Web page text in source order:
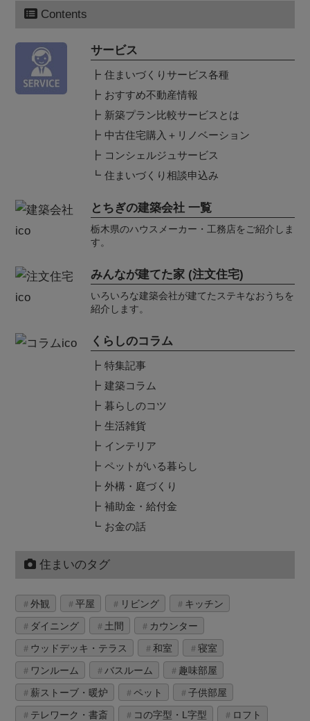
Contents
サービス
住まいづくりサービス各種
おすすめ不動産情報
新築プラン比較サービスとは
中古住宅購入＋リノベーション
コンシェルジュサービス
住まいづくり相談申込み
とちぎの建築会社 一覧
栃木県のハウスメーカー・工務店をご紹介しま
す。
みんなが建てた家 (注文住宅)
いろいろな建築会社が建てたステキなおうちを
紹介します。
くらしのコラム
特集記事
建築コラム
暮らしのコツ
生活雑貨
インテリア
ペットがいる暮らし
外構・庭づくり
補助金・給付金
お金の話
住まいのタグ
外観 平屋 リビング
キッチン
ダイニング
土間
カウンター
ウッドデッキ・テラス
和室
寝室
ワンルーム
バスルーム
趣味部屋
薪ストーブ・暖炉
ペット
子供部屋
テレワーク・書斎
コの字型・L字型
ロフト